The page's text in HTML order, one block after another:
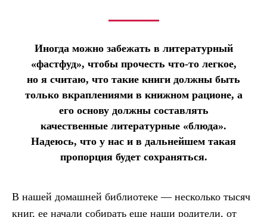
Иногда можно забежать в литературный
«фастфуд», чтобы прочесть что-то легкое,
но я считаю, что такие книги должны быть
только вкраплениями в книжном рационе, а
его основу должны составлять
качественные литературные «блюда».
Надеюсь, что у нас и в дальнейшем такая
пропорция будет сохраняться.
В нашей домашней библиотеке — несколько тысяч
книг, ее начали собирать еще наши родители, от